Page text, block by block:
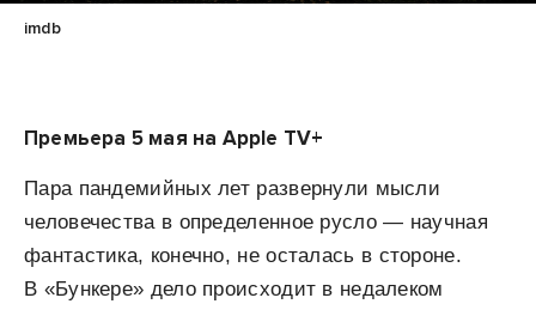
imdb
Премьера 5 мая на Apple TV+
Пара пандемийных лет развернули мысли
человечества в определенное русло — научная
фантастика, конечно, не осталась в стороне.
В «Бункере» дело происходит в недалеком